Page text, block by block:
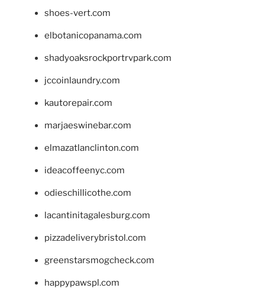
shoes-vert.com
elbotanicopanama.com
shadyoaksrockportrvpark.com
jccoinlaundry.com
kautorepair.com
marjaeswinebar.com
elmazatlanclinton.com
ideacoffeenyc.com
odieschillicothe.com
lacantinitagalesburg.com
pizzadeliverybristol.com
greenstarsmogcheck.com
happypawspl.com